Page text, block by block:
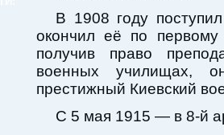
В 1908 году
окончил её по
получив право
военных училищах,
престижный Киевский
С 5 мая 1915 — в 8-й